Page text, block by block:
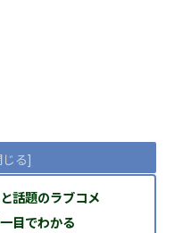
話題のラブコメ
目でわかる